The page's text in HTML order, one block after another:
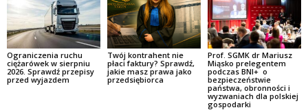
Ograniczenia ruchu
ciężarówek w sierpniu
2026. Sprawdź przepisy
przed wyjazdem
Twój kontrahent nie
płaci faktury? Sprawdź,
jakie masz prawa jako
przedsiębiorca
Prof. SGMK dr Mariusz
Miąsko prelegentem
podczas BNI+ o
bezpieczeństwie
państwa, obronności i
wyzwaniach dla polskiej
gospodarki